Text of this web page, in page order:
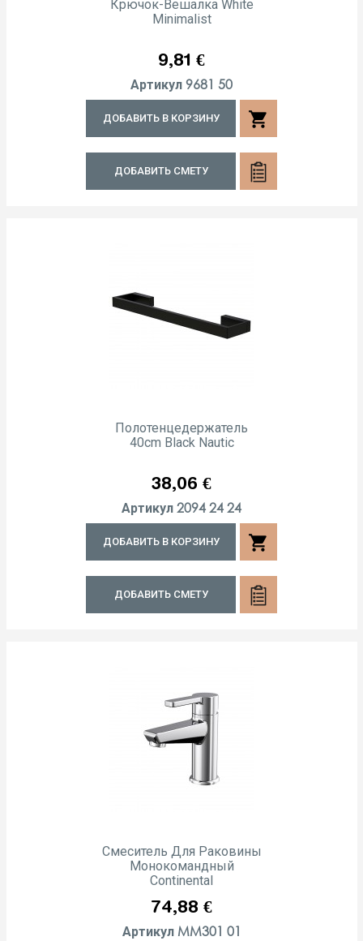
Крючок-Вешалка White
Minimalist
Цена
9,81 €
Артикул 9681 50
ДОБАВИТЬ В КОРЗИНУ shopping_cart
ДОБАВИТЬ СМЕТУ
Полотенцедержатель
40cm Black Nautic
Цена
38,06 €
Артикул 2094 24 24
ДОБАВИТЬ В КОРЗИНУ shopping_cart
ДОБАВИТЬ СМЕТУ
Смеситель Для Раковины
Монокомандный
Continental
Цена
74,88 €
Артикул MM301 01